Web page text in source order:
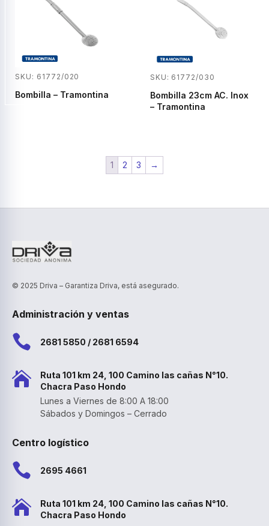
SKU: 61772/020
Bombilla – Tramontina
SKU: 61772/030
Bombilla 23cm AC. Inox
– Tramontina
1 2 3 →
© 2025 Driva – Garantiza Driva, está asegurado.
Administración y ventas
 2681 5850 / 2681 6594

Ruta 101 km 24, 100 Camino las cañas N°10.
Chacra Paso Hondo
Lunes a Viernes de 8:00 A 18:00
Sábados y Domingos – Cerrado
Centro logístico
 2695 4661

Ruta 101 km 24, 100 Camino las cañas N°10.
Chacra Paso Hondo